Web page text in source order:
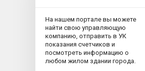
На нашем портале вы можете
найти свою управляющую
компанию, отправить в УК
показания счетчиков и
посмотреть информацию о
любом жилом здании города.